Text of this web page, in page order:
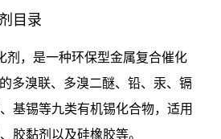
目录
剂，是一种环保型金属复合催化
多溴联、多溴二醚、铅、汞、镉
基锡等九类有机锡化合物，适用
胶黏剂以及硅橡胶等。